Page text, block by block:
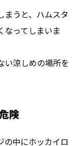
まうと、ハムスタ
なってしまいま
い涼しめの場所を
険
の中にホッカイロ